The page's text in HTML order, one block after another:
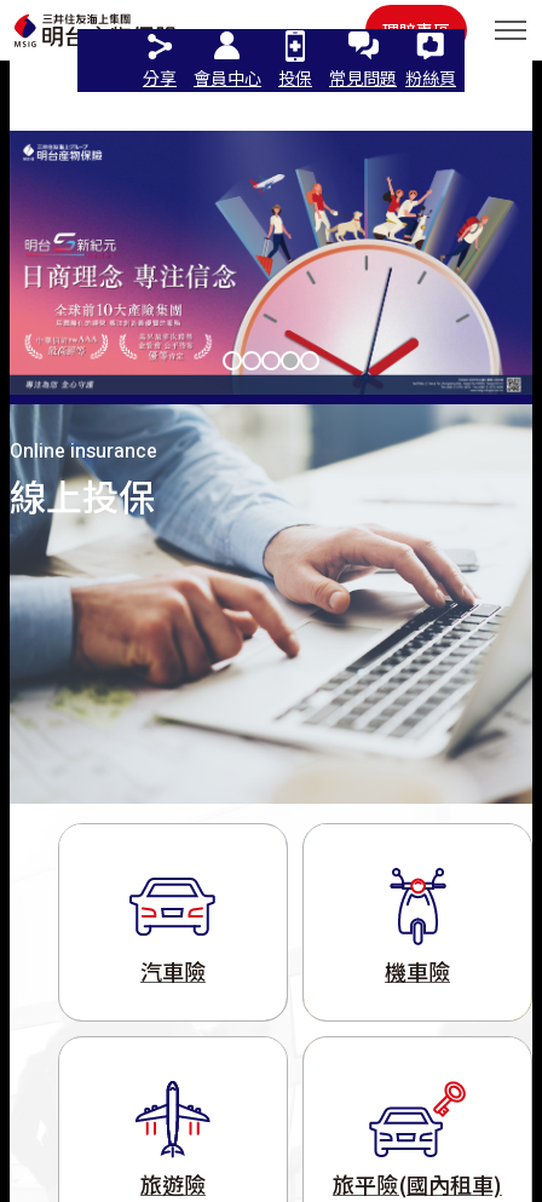
理賠專區
繁體中文
English
日本語
線上投保
汽車險
機車險
旅遊險
住宅火險
旅平險(國內租車)
這樣保最推薦
汽車險推薦
機車險推薦
旅遊險推薦
租車險(國內)推薦
住宅火險推薦
日本旅遊推薦
電動汽車推薦
最新活動
熱門抽獎
揪友抽好禮
得獎公告
文章專區
支援服務
班機延誤快速理賠
海外出遊急難救助
個人商品
機車保險
強制險
汽車保險
汽車保險總覽
強制險
車體險
竊盜險
第三人責任險
附加條款
強制險重要權益通知
健康傷害險
健康傷害保險總覽
個人傷害險
團體傷害險
健康保險
微型保險專區
旅遊險
旅遊保險總覽
國內旅行綜合保險
國外旅行綜合保險
登山險
住宅火災保險總覽
住宅火災及地震基本保險
屋主綜合保險
附加條款
法人商品
人氣商品
信用の好險
火災保險
火災保險
工程保險
工程保險
責任保險
農業保險
貿易信用保險
運輸保險(水險)
貨物運輸保險
商業動產流動綜合保險
漁船船體保險
漁船責任保險
無人機綜合保險
認識明台
公司簡介
關於明台
理念與願景
人權政策宣言
損害防阻
損害防阻簡介
防災資訊
企業永續
會員中心
Key Visual
Online insurance
線上投保
汽車險 機車險
旅遊險 旅平險(國內租車)
分享 會員中心 投保 常見問題 粉絲頁